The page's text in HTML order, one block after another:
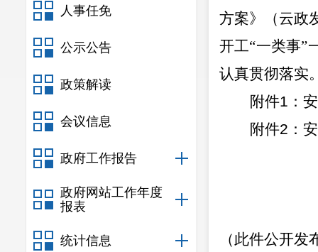
人事任免
公示公告
政策解读
会议信息
政府工作报告
政府网站工作年度
报表
统计信息
方案》（云政
开工“一类事”
认真贯彻落实
附件1 ：
附件2 ：
（此件公开发